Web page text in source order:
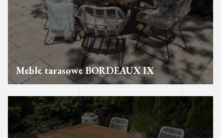
Meble tarasowe BORDEAUX IX